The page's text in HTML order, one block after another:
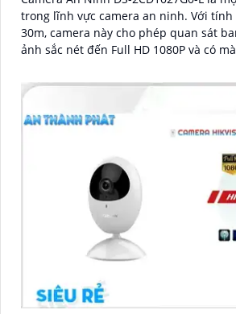
trong lĩnh vực camera an ninh. Với tính năng Full Color
30m, camera này cho phép quan sát
ảnh sắc nét đến Full HD 1080P và có